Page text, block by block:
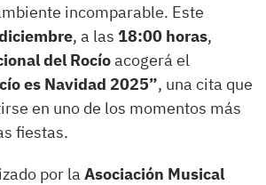
incomparable. Este
, a las 18:00 horas,
del Rocíoacogerá el
es Navidad 2025”, una cita que
en uno de los momentos más
fiestas.
por la Asociación Musical